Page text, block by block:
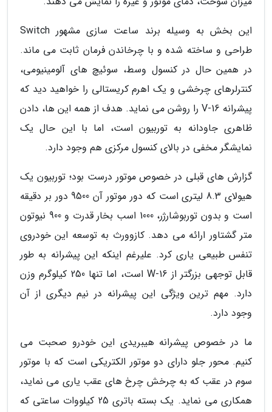
این بخش به وسیله برند ساعت سازی مشهور Switch
طراحی و ساخته شده و با چرخاندن فرمان ثابت می ماند.
در همین حال در کنسول وسط، سوئیچ های آلومینیومی،
کنترلرهای چرخشی و یک اهرم کریستالی را خواهید دید که
پیشرانه V-16 را روشن می نماید. هدف از همه این ها، دادن
ظاهری جاودانه به توربیون است، اما با این حال یک
نمایشگر مخفی در بالای کنسول مرکزی هم وجود دارد.
گزارش های قبلی در خصوص موتور درست بود؛ توربیون یک
هیولای 8.3 لیتری است که دور موتور آن 9500 دور بر دقیقه
است و بدون توربوشارژر، 1000 اسب بخار قدرت و 900 نیوتون
متر گشتاور ارائه می دهد. کازوورث به توسعه این خودروی
تنفس طبیعی یاری کرد. علیرغم اینکه این پیشرانه به طور
قابل توجهی بزرگتر از W-16 است، اما تنها 250 کیلوگرم وزن
دارد. مهم ترین ویژگی این پیشرانه در نیم دیگری از آن
وجود دارد.
ما در خصوص پیشرانه هیبریدی این خودرو صحبت می
کنیم. محور جلو دارای دو موتور الکتریکی است که با موتور
سوم در عقب که به چرخش چرخ های عقب یاری می نماید،
همکاری می نماید. یک بسته باتری 25 کیلووات ساعتی که